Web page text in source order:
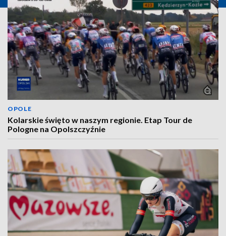
OPOLE
Kolarskie święto w naszym regionie. Etap Tour de
Pologne na Opolszczyźnie